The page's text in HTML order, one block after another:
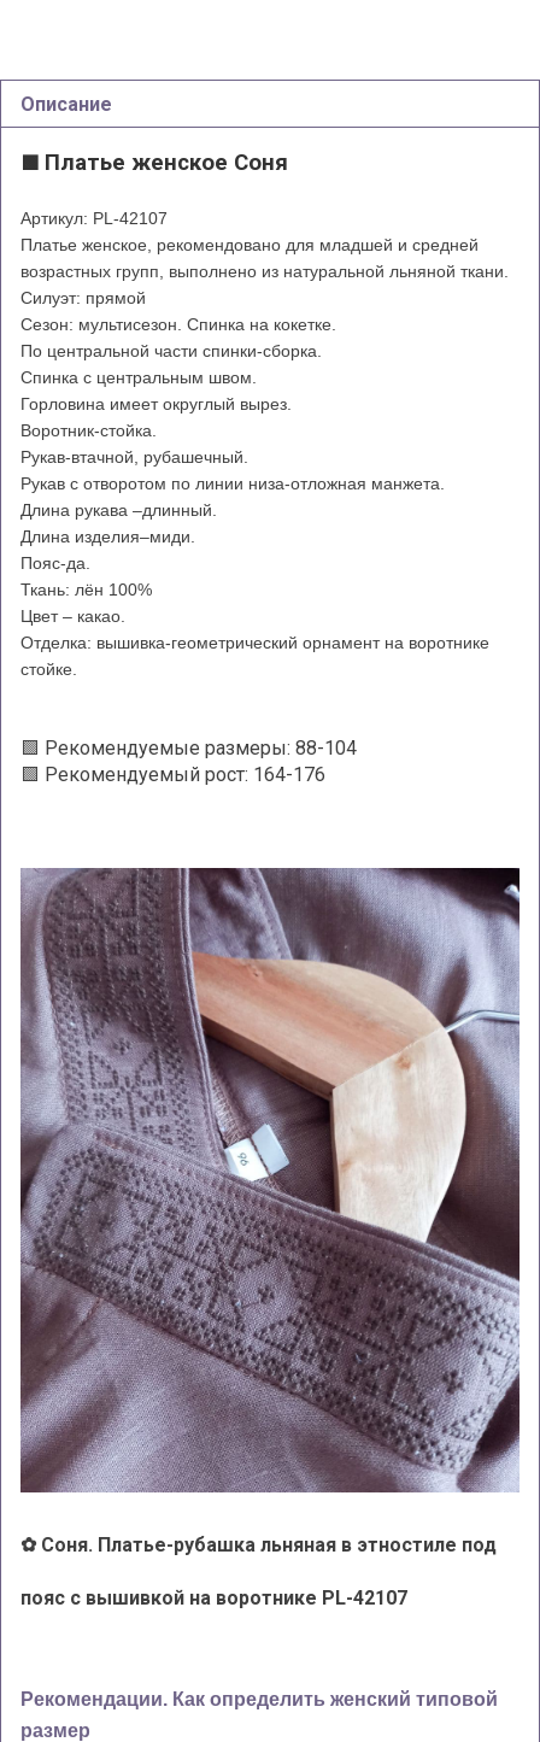
Описание
Платье женское Соня
Артикул: PL-42107
Платье женское, рекомендовано для младшей и средней
возрастных групп, выполнено из натуральной льняной ткани.
Силуэт: прямой
Сезон: мультисезон. Спинка на кокетке.
По центральной части спинки-сборка.
Спинка с центральным швом.
Горловина имеет округлый вырез.
Воротник-стойка.
Рукав-втачной, рубашечный.
Рукав с отворотом по линии низа-отложная манжета.
Длина рукава –длинный.
Длина изделия–миди.
Пояс-да.
Ткань: лён 100%
Цвет – какао.
Отделка: вышивка-геометрический орнамент на воротнике
стойке.
🟩 Рекомендуемые размеры: 88-104
🟩 Рекомендуемый рост: 164-176
✿ Соня. Платье-рубашка льняная в этностиле под
пояс с вышивкой на воротнике PL-42107
Рекомендации. Как определить женский типовой
размер